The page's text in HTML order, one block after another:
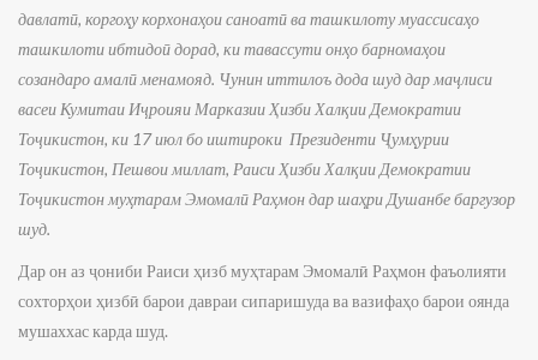
давлатӣ, коргоҳу корхонаҳои саноатӣ ва ташкилоту муассисаҳо
ташкилоти ибтидоӣ дорад, ки тавассути онҳо барномаҳои
созандаро амалӣ менамояд. Чунин иттилоъ дода шуд дар маҷлиси
васеи Кумитаи Иҷроияи Марказии Ҳизби Халқии Демократии
Тоҷикистон, ки 17 июл бо иштироки Президенти Ҷумҳурии
Тоҷикистон, Пешвои миллат, Раиси Ҳизби Халқии Демократии
Тоҷикистон муҳтарам Эмомалӣ Раҳмон дар шаҳри Душанбе баргузор
шуд.
Дар он аз ҷониби Раиси ҳизб муҳтарам Эмомалӣ Раҳмон фаъолияти
сохторҳои ҳизбӣ барои давраи сипаришуда ва вазифаҳо барои оянда
мушаххас карда шуд.